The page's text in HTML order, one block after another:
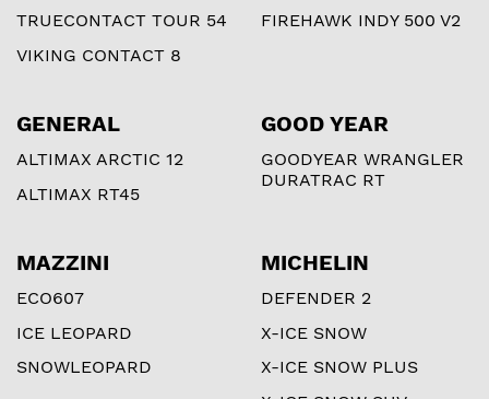
TRUECONTACT TOUR 54
VIKING CONTACT 8
FIREHAWK INDY 500 V2
GENERAL
ALTIMAX ARCTIC 12
ALTIMAX RT45
GOOD YEAR
GOODYEAR WRANGLER
DURATRAC RT
MAZZINI
ECO607
ICE LEOPARD
SNOWLEOPARD
MICHELIN
DEFENDER 2
X-ICE SNOW
X-ICE SNOW PLUS